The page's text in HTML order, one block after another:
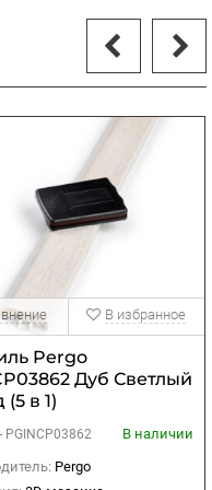
Pergo
Дуб Светлый
в 1)
PGINCP03862
В наличии
Pergo
В избранное